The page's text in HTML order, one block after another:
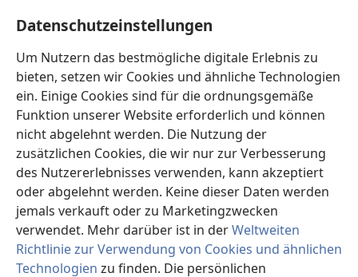
Datenschutzeinstellungen
Um Nutzern das bestmögliche digitale Erlebnis zu
bieten, setzen wir Cookies und ähnliche Technologien
ein. Einige Cookies sind für die ordnungsgemäße
Funktion unserer Website erforderlich und können
nicht abgelehnt werden. Die Nutzung der
zusätzlichen Cookies, die wir nur zur Verbesserung
des Nutzererlebnisses verwenden, kann akzeptiert
oder abgelehnt werden. Keine dieser Daten werden
jemals verkauft oder zu Marketingzwecken
verwendet. Mehr darüber ist in derWeltweiten
Richtlinie zur Verwendung von Cookies und ähnlichen
Technologien zu finden. Die persönlichen
Spenden
(öffnet
neues
Fenster)Wachtturm ONLINE-BIBLIOTHEK
(öffnet
neues
Fenster)JW Hub®
(öffnet
neues
Fenster)JW Library
Watchtower Library ®